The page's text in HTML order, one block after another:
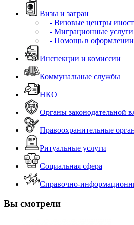
Визы и загран
- Визовые центры
- Миграционные услуги
- Помощь в оформлении
Инспекции и комиссии
Коммунальные службы
НКО
Органы законодательной
Правоохранительные
Ритуальные услуги
Социальная сфера
Справочно-
Вы смотрели